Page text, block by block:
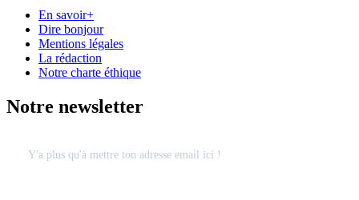
En savoir+
Dire bonjour
Mentions légales
La rédaction
Notre charte éthique
Notre newsletter